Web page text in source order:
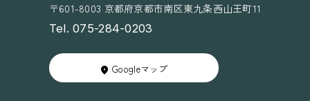
〒601-8003 京都府京都市南区東九条西山王町11
Tel. 075-284-0203
Googleマップ